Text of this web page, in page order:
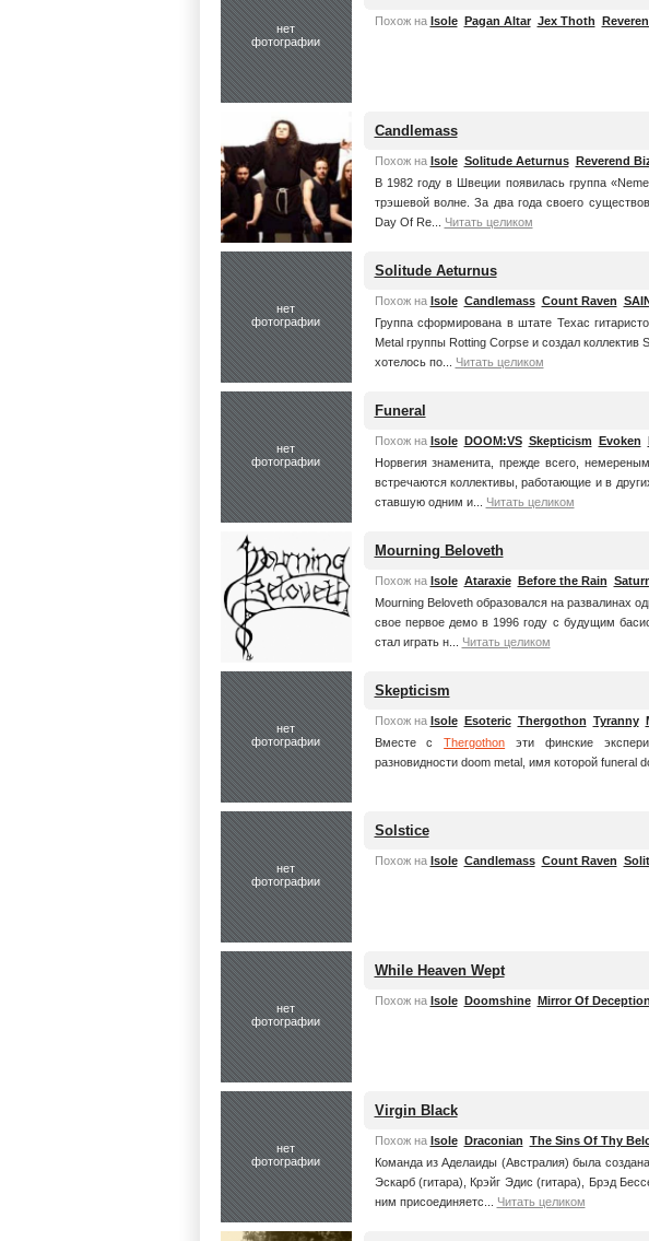
нет
фотографии
Похож на Isole Pagan Altar Jex Thoth
Candlemass
Похож на Isole Solitude Aeturnus Reverend
В 1982 году в Швеции появилась группа
трэшевой волне. За два года своего
Day Of Re...
Читать целиком
нет
фотографии
Solitude Aeturnus
Похож на Isole Candlemass Count Raven
Группа сформирована в штате Техас
Metal группы Rotting Corpse и создал
хотелось по...
Читать целиком
нет
фотографии
Funeral
Похож на Isole DOOM:VS Skepticism Evoken
Норвегия знаменита, прежде всего,
встречаются коллективы, работающие и в
ставшую одним и...
Читать целиком
Mourning Beloveth
Похож на Isole Ataraxie Before the Rain
Mourning Beloveth образовался на развалинах
свое первое демо в 1996 году с будущим
стал играть н...
Читать целиком
нет
фотографии
Skepticism
Похож на Isole Esoteric Thergothon Tyranny
Вместе сThergothon эти финские
разновидности doom metal, имя которой funeral
нет
фотографии
Solstice
Похож на Isole Candlemass Count Raven
нет
фотографии
While Heaven Wept
Похож на Isole Doomshine Mirror Of Deception
нет
фотографии
Virgin Black
Похож на Isole Draconian The Sins Of Thy
Команда из Аделаиды (Австралия) была
Эскарб (гитара), Крэйг Эдис (гитара), Брэд
ним присоединяетс...
Читать целиком